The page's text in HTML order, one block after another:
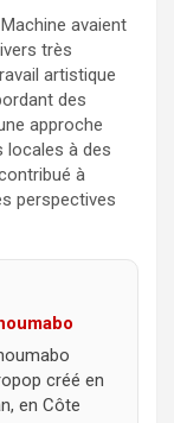
avaient
très
artistique
des
approche
locales à des
à
perspectives
créé en
en Côte